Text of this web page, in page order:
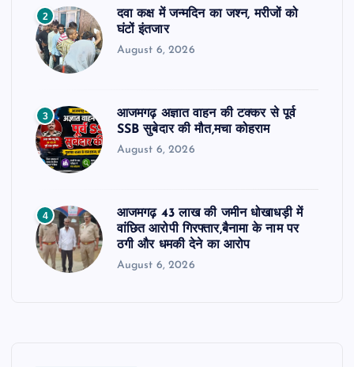
2
दवा कक्ष में जन्मदिन का जश्न, मरीजों को
घंटों इंतजार
August 6, 2026
3
आजमगढ़ अज्ञात वाहन की टक्कर से पूर्व
SSB सुबेदार की मौत,मचा कोहराम
August 6, 2026
4
आजमगढ़ 43 लाख की जमीन धोखाधड़ी में
वांछित आरोपी गिरफ्तार,बैनामा के नाम पर
ठगी और धमकी देने का आरोप
August 6, 2026